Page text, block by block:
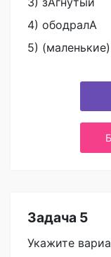
4) ободралА
5)
Задача 5
Укажите